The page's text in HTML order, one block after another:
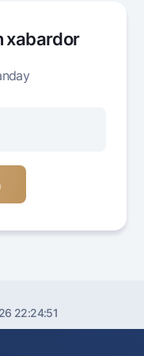
rozilik berish
xabardor
22:24:51